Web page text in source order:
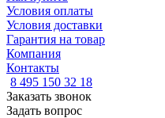
Условия оплаты
Условия доставки
Гарантия на товар
Компания
Контакты
8 495 150 32 18
Заказать звонок
Задать вопрос